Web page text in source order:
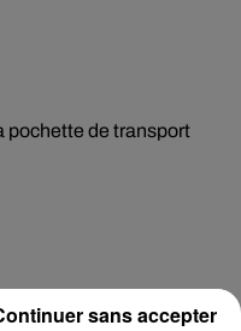
pochette de transport
sans accepter